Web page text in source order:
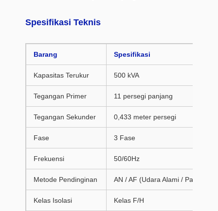
Spesifikasi Teknis
Barang Spesifikasi
Kapasitas Terukur 500 kVA
Tegangan Primer 11 persegi panjang
Tegangan Sekunder 0,433 meter persegi
Fase 3 Fase
Frekuensi 50/60Hz
Metode Pendinginan AN / AF (Udara Alami / Paksa)
Kelas Isolasi Kelas F/H